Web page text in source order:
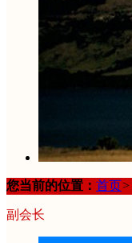
您当前的位置： 首页>
副会长